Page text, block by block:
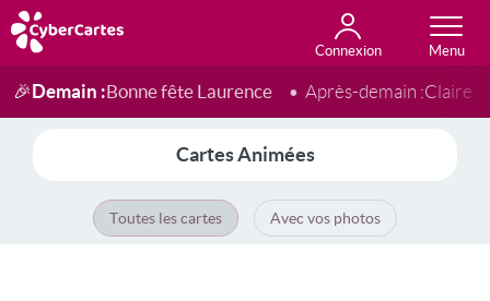
Connexion
Anniversaire
Fête du jour
Amour
Amitié
Merci
Toutes les cartes
🎉Demain :Bonne fête Laurence Après-demain :Claire
Cartes Animées
Toutes les cartes Avec vos photos